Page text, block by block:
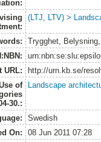
(LTJ, LTV) >
Trygghet,
URL:
http://urn.kb.se/
of
30.:
Landscape
Swedish
On:
08 Jun 2011 07:28